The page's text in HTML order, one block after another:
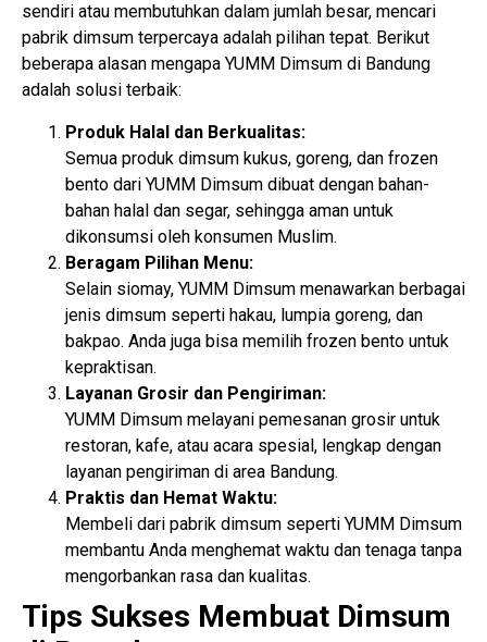
sendiri atau membutuhkan dalam jumlah besar, mencari
pabrik dimsum terpercaya adalah pilihan tepat. Berikut
beberapa alasan mengapa YUMM Dimsum di Bandung
adalah solusi terbaik:
Produk Halal dan Berkualitas:
Semua produk dimsum kukus, goreng, dan frozen
bento dari YUMM Dimsum dibuat dengan bahan-
bahan halal dan segar, sehingga aman untuk
dikonsumsi oleh konsumen Muslim.
Beragam Pilihan Menu:
Selain siomay, YUMM Dimsum menawarkan berbagai
jenis dimsum seperti hakau, lumpia goreng, dan
bakpao. Anda juga bisa memilih frozen bento untuk
kepraktisan.
Layanan Grosir dan Pengiriman:
YUMM Dimsum melayani pemesanan grosir untuk
restoran, kafe, atau acara spesial, lengkap dengan
layanan pengiriman di area Bandung.
Praktis dan Hemat Waktu:
Membeli dari pabrik dimsum seperti YUMM Dimsum
membantu Anda menghemat waktu dan tenaga tanpa
mengorbankan rasa dan kualitas.
Tips Sukses Membuat Dimsum